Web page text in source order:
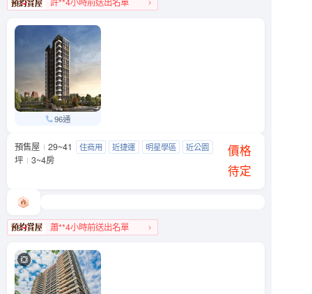
96通
友座大學之道
文山區 羅斯福路五段90號附近
預售屋
29~41
坪
3~4房
住商用 近捷運 明星學區 近公園
價格
待定
蕭**4小時前送出名單